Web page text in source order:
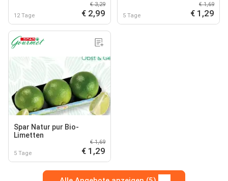
12 Tage
€ 3,29
€ 2,99 5 Tage
€ 1,69
€ 1,29
Spar Natur pur Bio-
Limetten
5 Tage
€ 1,69
€ 1,29